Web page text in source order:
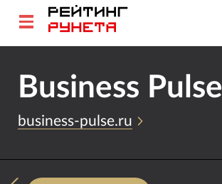
Business Pulse
business-pulse.ru